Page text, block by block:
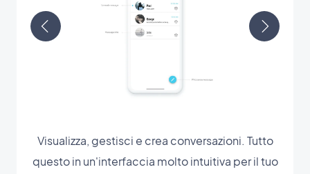
Visualizza, gestisci e crea conversazioni. Tutto
questo in un'interfaccia molto intuitiva per il tuo